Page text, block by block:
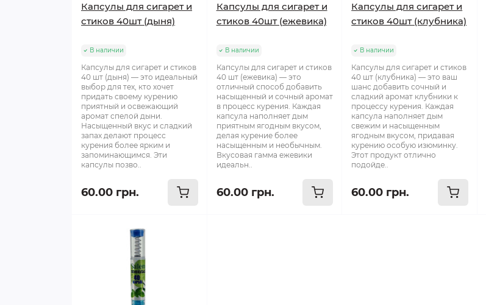
Капсулы для сигарет и
стиков 40шт (дыня)
В наличии
Капсулы для сигарет и стиков
40 шт (дыня) — это идеальный
выбор для тех, кто хочет
придать своему курению
приятный и освежающий
аромат спелой дыни.
Насыщенный вкус и сладкий
запах делают процесс
курения более ярким и
запоминающимся. Эти
капсулы позво..
60.00 грн.
Капсулы для сигарет и
стиков 40шт (ежевика)
В наличии
Капсулы для сигарет и стиков
40 шт (ежевика) — это
отличный способ добавить
насыщенный и сочный аромат
в процесс курения. Каждая
капсула наполняет дым
приятным ягодным вкусом,
делая курение более
насыщенным и необычным.
Вкусовая гамма ежевики
идеальн..
60.00 грн.
Капсулы для сигарет и
стиков 40шт (клубника)
В наличии
Капсулы для сигарет и стиков
40 шт (клубника) — это ваш
шанс добавить сочный и
сладкий аромат клубники к
процессу курения. Каждая
капсула наполняет дым
свежим и насыщенным
ягодным вкусом, придавая
курению особую изюминку.
Этот продукт отлично
подойде..
60.00 грн.